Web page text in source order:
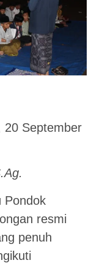
20 September
Pondok
resmi
penuh